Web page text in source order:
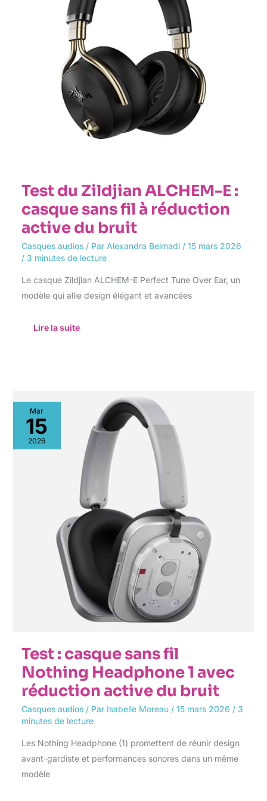
Test du Zildjian ALCHEM-E :
casque sans fil à réduction
active du bruit
Casques audios/ Par Alexandra Belmadi / 15 mars 2026
/ 3 minutes de lecture
Le casque Zildjian ALCHEM-E Perfect Tune Over Ear, un
modèle qui allie design élégant et avancées
réduction
Lire la suite
Mar
15
2026
Test : casque sans fil
Nothing Headphone 1 avec
réduction active du bruit
Casques audios/ Par Isabelle Moreau / 15 mars 2026 / 3
minutes de lecture
Les Nothing Headphone (1) promettent de réunir design
avant-gardiste et performances sonores dans un même
modèle
Test
:
casque
sans
fil